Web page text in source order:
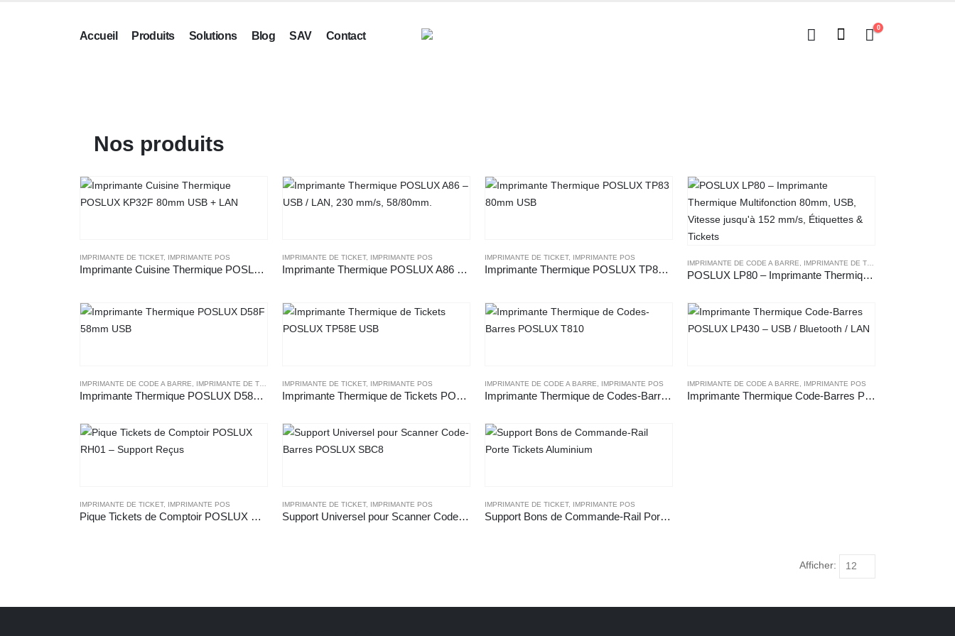
Accueil Produits Solutions Blog SAV Contact
0
Nos produits
IMPRIMANTE DE TICKET, IMPRIMANTE POS
Imprimante Cuisine Thermique POSLUX KP32F 80mm USB + LAN
IMPRIMANTE DE TICKET, IMPRIMANTE POS
Imprimante Thermique POSLUX A86 – USB / LAN, 230 mm/s, 58/80mm.
IMPRIMANTE DE TICKET, IMPRIMANTE POS
Imprimante Thermique POSLUX TP83 80mm USB
IMPRIMANTE DE CODE A BARRE IMPRIMANTE DE TICKET
POSLUX LP80 – Imprimante Thermique Multifonction 80mm, USB, Vitesse jusqu’à 152 mm/s, Étiquettes & Tickets
IMPRIMANTE DE CODE A BARRE IMPRIMANTE DE TICKET ,IMPRIMANTE POS
Imprimante Thermique POSLUX D58F 58mm USB
IMPRIMANTE DE TICKET, IMPRIMANTE POS
Imprimante Thermique de Tickets POSLUX TP58E USB
IMPRIMANTE DE CODE A BARRE IMPRIMANTE POS
Imprimante Thermique de Codes-Barres POSLUX T810
IMPRIMANTE DE CODE A BARRE IMPRIMANTE POS
Imprimante Thermique Code-Barres POSLUX LP430 – USB / Bluetooth / LAN
IMPRIMANTE DE TICKET, IMPRIMANTE POS
Pique Tickets de Comptoir POSLUX RH01 – Support Reçus
IMPRIMANTE DE TICKET, IMPRIMANTE POS
Support Universel pour Scanner Code-Barres POSLUX SBC8
IMPRIMANTE DE TICKET, IMPRIMANTE POS
Support Bons de Commande-Rail Porte Tickets Aluminium
Afficher: